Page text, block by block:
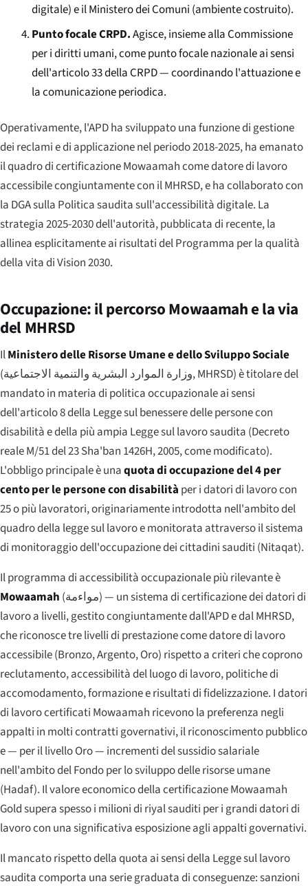
digitale) e il Ministero dei Comuni (ambiente costruito).
Punto focale CRPD.Agisce, insieme alla Commissione
per i diritti umani, come punto focale nazionale ai sensi
dell'articolo 33 della CRPD — coordinando l'attuazione e
la comunicazione periodica.
Operativamente, l'APD ha sviluppato una funzione di gestione
dei reclami e di applicazione nel periodo 2018-2025, ha emanato
il quadro di certificazione Mowaamah come datore di lavoro
accessibile congiuntamente con il MHRSD, e ha collaborato con
la DGA sulla Politica saudita sull'accessibilità digitale. La
strategia 2025-2030 dell'autorità, pubblicata di recente, la
allinea esplicitamente ai risultati del Programma per la qualità
della vita di Vision 2030.
Occupazione: il percorso Mowaamah e la via
del MHRSD
IlMinistero delle Risorse Umane e dello Sviluppo Sociale
(وزارة الموارد البشرية والتنمية الاجتماعية, MHRSD) è titolare del
mandato in materia di politica occupazionale ai sensi
dell'articolo 8 della Legge sul benessere delle persone con
disabilità e della più ampia Legge sul lavoro saudita (Decreto
reale M/51 del 23 Sha'ban 1426H, 2005, come modificato).
L'obbligo principale è unaquota di occupazione del 4 per
cento per le persone con disabilità per i datori di lavoro con
25 o più lavoratori, originariamente introdotta nell'ambito del
quadro della legge sul lavoro e monitorata attraverso il sistema
di monitoraggio dell'occupazione dei cittadini sauditi (Nitaqat).
Il programma di accessibilità occupazionale più rilevante è
Mowaamah (مواءمة) — un sistema di certificazione dei datori di
lavoro a livelli, gestito congiuntamente dall'APD e dal MHRSD,
che riconosce tre livelli di prestazione come datore di lavoro
accessibile (Bronzo, Argento, Oro) rispetto a criteri che coprono
reclutamento, accessibilità del luogo di lavoro, politiche di
accomodamento, formazione e risultati di fidelizzazione. I datori
di lavoro certificati Mowaamah ricevono la preferenza negli
appalti in molti contratti governativi, il riconoscimento pubblico
e — per il livello Oro — incrementi del sussidio salariale
nell'ambito del Fondo per lo sviluppo delle risorse umane
(Hadaf). Il valore economico della certificazione Mowaamah
Gold supera spesso i milioni di riyal sauditi per i grandi datori di
lavoro con una significativa esposizione agli appalti governativi.
Il mancato rispetto della quota ai sensi della Legge sul lavoro
saudita comporta una serie graduata di conseguenze: sanzioni